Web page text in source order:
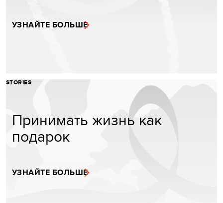
УЗНАЙТЕ БОЛЬШЕ
STORIES
Принимать жизнь как
подарок
УЗНАЙТЕ БОЛЬШЕ